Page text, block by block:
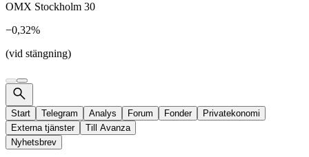
OMX Stockholm 30
−0,32%
(vid stängning)
Start Telegram Analys Forum Fonder
Privatekonomi
Externa tjänster
Till Avanza
Nyhetsbrev